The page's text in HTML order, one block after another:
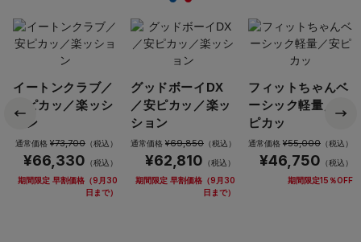
イートンクラブ／
安ピカッ／楽ッシ
ョン
通常価格 ¥73,700 （税込）
¥66,330 （税込）
期間限定 早割価格（9月30
日まで）
グッドボーイDX
／安ピカッ／楽ッ
ション
通常価格 ¥69,850 （税込）
¥62,810 （税込）
期間限定 早割価格（9月30
日まで）
フィットちゃんベ
ーシック軽量／安
ピカッ
通常価格 ¥55,000 （税込）
¥46,750 （税込）
期間限定15％OFF